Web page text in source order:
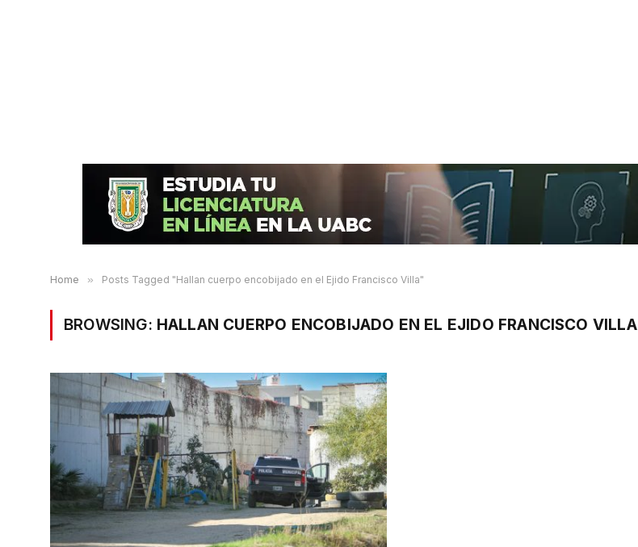
Home » Posts Tagged "Hallan cuerpo encobijado en el Ejido Francisco Villa"
BROWSING: HALLAN CUERPO ENCOBIJADO EN EL EJIDO FRANCISCO VILLA